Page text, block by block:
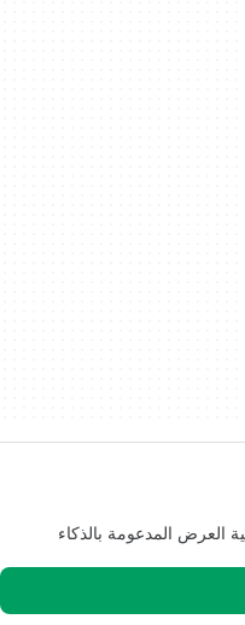
العرض المدعومة بالذكاء